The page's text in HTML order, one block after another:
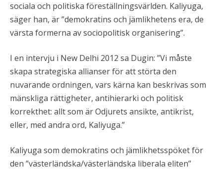
sociala och politiska föreställningsvärlden. Kaliyuga,
säger han, är ”demokratins och jämlikhetens era, de
värsta formerna av sociopolitisk organisering”.
I en intervju i New Delhi 2012 sa Dugin: ”Vi måste
skapa strategiska allianser för att störta den
nuvarande ordningen, vars kärna kan beskrivas som
mänskliga rättigheter, antihierarki och politisk
korrekthet: allt som är Odjurets ansikte, antikrist,
eller, med andra ord, Kaliyuga.”
Kaliyuga som demokratins och jämlikhetsspöket för
den ”västerländska/västerländska liberala eliten”